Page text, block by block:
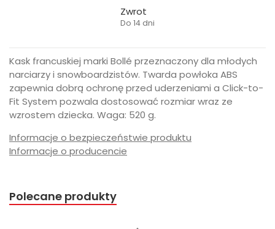
Zwrot
Do 14 dni
Kask francuskiej marki Bollé przeznaczony dla młodych
narciarzy i snowboardzistów. Twarda powłoka ABS
zapewnia dobrą ochronę przed uderzeniami a Click-to-
Fit System pozwala dostosować rozmiar wraz ze
wzrostem dziecka. Waga: 520 g.
Informacje o bezpieczeństwie produktu
Informacje o producencie
Polecane produkty